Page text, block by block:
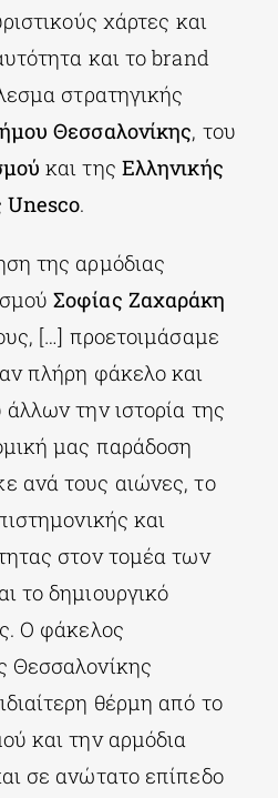
χάρτες και
και το brand
στρατηγικής
Θεσσαλονίκης, του
και της Ελληνικής
Unesco.
της αρμόδιας
Σοφίας Ζαχαράκη
[…] προετοιμάσαμε
πλήρη φάκελο και
την ιστορία της
μας παράδοση
ανά τους αιώνες, το
και
στον τομέα των
το δημιουργικό
Ο φάκελος
Θεσσαλονίκης
θέρμη από το
και την αρμόδια
σε ανώτατο επίπεδο